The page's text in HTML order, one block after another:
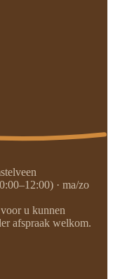
· ma/zo
u kunnen
afspraak welkom.